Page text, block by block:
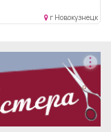
г Новокузнецк